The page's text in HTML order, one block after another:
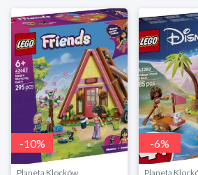
-10%
Planeta Klocków
-6%
Planeta